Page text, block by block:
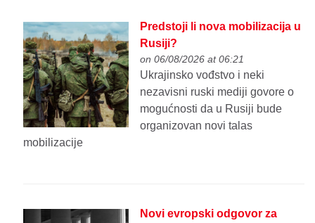
Predstoji li nova mobilizacija u
Rusiji?
on 06/08/2026 at 06:21
Ukrajinsko vođstvo i neki
nezavisni ruski mediji govore o
mogućnosti da u Rusiji bude
organizovan novi talas
mobilizacije
Novi evropski odgovor za